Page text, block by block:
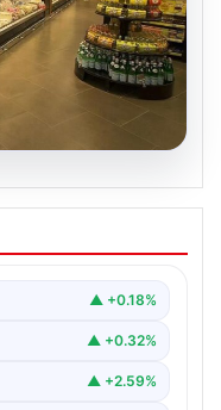
ayı
▲ +0.18%
▲ +0.32%
▲ +2.59%